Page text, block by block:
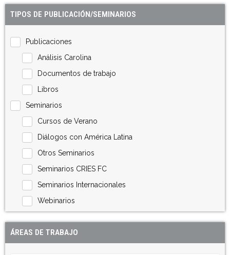
TIPOS DE PUBLICACIÓN/SEMINARIOS
Publicaciones
Análisis Carolina
Documentos de trabajo
Libros
Seminarios
Cursos de Verano
Diálogos con América Latina
Otros Seminarios
Seminarios CRIES FC
Seminarios Internacionales
Webinarios
ÁREAS DE TRABAJO